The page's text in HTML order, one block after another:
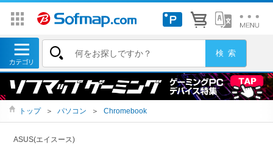
トップ ＞ パソコン ＞ Chromebook
ASUS(エイスース)